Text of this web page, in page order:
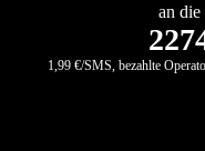
an die
1,99 €/SMS, bezahlte